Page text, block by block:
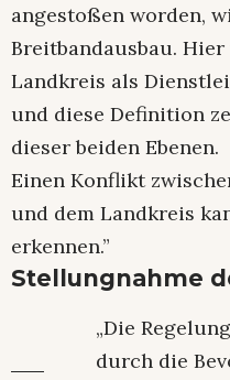
angestoßen worden,
Breitbandausbau.
Landkreis als
und diese Definition
dieser beiden Ebenen.
Einen Konflikt
und dem Landkreis
erkennen.”
Stellungnahme
„Die
durch die